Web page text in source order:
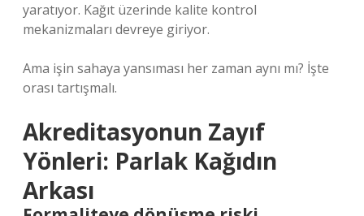
yaratıyor. Kağıt üzerinde kalite kontrol
mekanizmaları devreye giriyor.
Ama işin sahaya yansıması her zaman aynı mı? İşte
orası tartışmalı.
Akreditasyonun Zayıf
Yönleri: Parlak Kağıdın
Arkası